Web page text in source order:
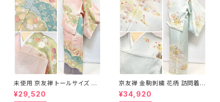
未使用 京友禅 トールサイズ 染
め分け 金彩 訪問着 袷 正絹 ピ
ンク 黄緑 紫 黄色 1438
¥29,520
京友禅 金駒刺繍 花柄 訪問着
正絹 水色 黄緑 パステルカラー
アイスグリーン 1433
¥34,920